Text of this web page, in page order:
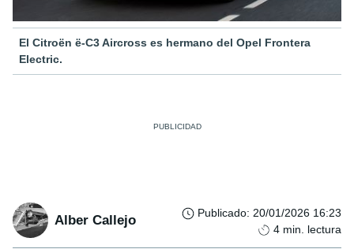
El Citroën ë-C3 Aircross es hermano del Opel Frontera
Electric.
Alber Callejo Publicado: 20/01/2026 16:23
4 min. lectura